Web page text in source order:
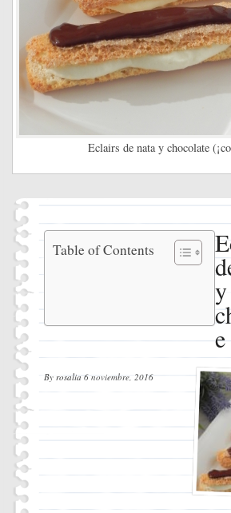
Eclairs de nata y chocolate
Table of Contents
de
y
e
By rosalia6 noviembre, 2016